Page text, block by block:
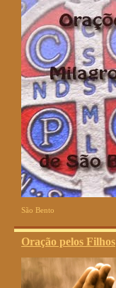
São Bento
Oração pelos Filhos